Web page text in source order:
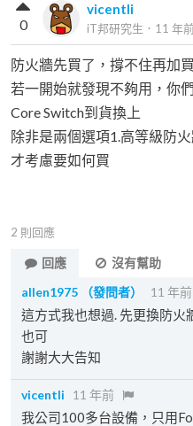
vicentli
iT邦研究生 ． 11 年
0
防火牆先買了，撐不住再加
若一開始就發現不夠用，你
Core Switch到貨換上
除非是兩個選項1.高等級防
才考慮要如何買
2 則回應
回應
沒有幫助
allen1975
（發問者） 11 年前
這方式我也想過. 先更換防火
也可
謝謝大大告知
vicentli 11 年前
我公司100多台設備，只用